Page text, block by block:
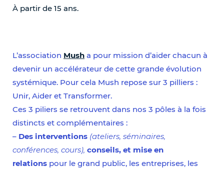
À partir de 15 ans.
L’association Mush a pour mission d’aider chacun à
devenir un accélérateur de cette grande évolution
systémique. Pour cela Mush repose sur 3 pilliers :
Unir, Aider et Transformer.
Ces 3 piliers se retrouvent dans nos 3 pôles à la fois
distincts et complémentaires :
– Des interventions (ateliers, séminaires,
conférences, cours), conseils, et mise en
relations pour le grand public, les entreprises, les